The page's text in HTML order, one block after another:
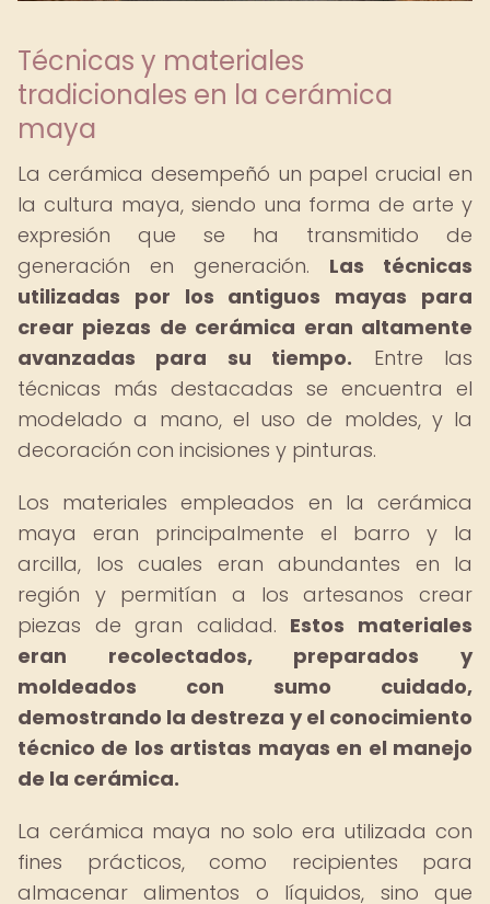
Técnicas y materiales
tradicionales en la cerámica
maya
La cerámica desempeñó un papel crucial en
la cultura maya, siendo una forma de arte y
expresión que se ha transmitido de
generación en generación. Las técnicas
utilizadas por los antiguos mayas para
crear piezas de cerámica eran altamente
avanzadas para su tiempo. Entre las
técnicas más destacadas se encuentra el
modelado a mano, el uso de moldes, y la
decoración con incisiones y pinturas.
Los materiales empleados en la cerámica
maya eran principalmente el barro y la
arcilla, los cuales eran abundantes en la
región y permitían a los artesanos crear
piezas de gran calidad. Estos materiales
eran recolectados, preparados y
moldeados con sumo cuidado,
demostrando la destreza y el conocimiento
técnico de los artistas mayas en el manejo
de la cerámica.
La cerámica maya no solo era utilizada con
fines prácticos, como recipientes para
almacenar alimentos o líquidos, sino que